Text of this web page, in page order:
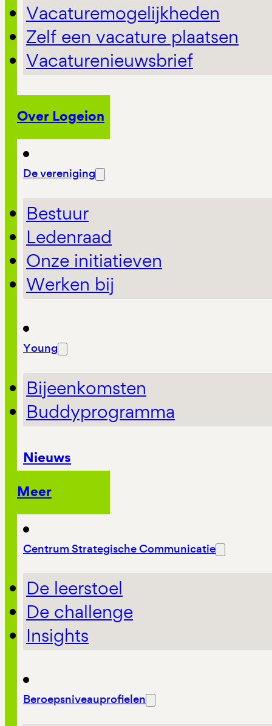
Vacaturemogelijkheden
Zelf een vacature plaatsen
Vacaturenieuwsbrief
Over Logeion
De vereniging
Bestuur
Ledenraad
Onze initiatieven
Werken bij
Young
Bijeenkomsten
Buddyprogramma
Nieuws
Meer
Centrum Strategische Communicatie
De leerstoel
De challenge
Insights
Beroepsniveauprofielen